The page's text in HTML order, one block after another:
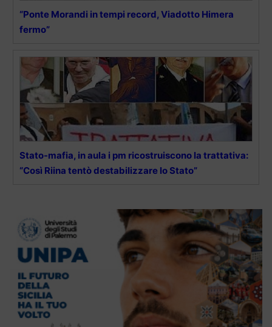
“Ponte Morandi in tempi record, Viadotto Himera
fermo”
Stato-mafia, in aula i pm ricostruiscono la trattativa:
“Così Riina tentò destabilizzare lo Stato”